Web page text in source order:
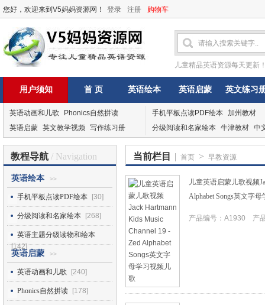
您好，欢迎来到V5妈妈资源网！ 登录 注册 购物车
儿童精品英语资源每天更新
用户须知 首 页 英语绘本 英语启蒙 英文练习
英语动画和儿歌
Phonics自然拼读
英语启蒙 英文教学视频 写作练习册
手机平板点读PDF绘本 加州教材
分级阅读和名家绘本 牛津教材 中
教程导航 / Navigation
英语绘本 >>
手机平板点读PDF绘本 [30]
分级阅读和名家绘本 [268]
英语主题分级读物和绘本
[142]
英语启蒙 >>
英语动画和儿歌 [240]
Phonics自然拼读 [178]
当前栏目 | 首页 > 早教资源
儿童英语启蒙儿歌视频
Alphabet Songs英文字
产品编号：A1930 产